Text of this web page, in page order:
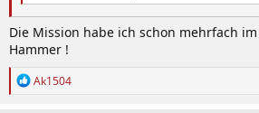
Die Mission habe ich schon mehrfach
Hammer !
R
Ak1504